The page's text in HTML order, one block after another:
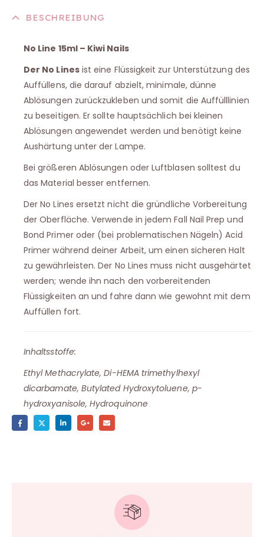
BESCHREIBUNG
No Line 15ml – Kiwi Nails
Der No Linesist eine Flüssigkeit zur Unterstützung des
Auffüllens, die darauf abzielt, minimale, dünne
Ablösungen zurückzukleben und somit die Auffülllinien
zu beseitigen. Er sollte hauptsächlich bei kleinen
Ablösungen angewendet werden und benötigt keine
Aushärtung unter der Lampe.
Bei größeren Ablösungen oder Luftblasen solltest du
das Material besser entfernen.
Der No Lines ersetzt nicht die gründliche Vorbereitung
der Oberfläche. Verwende in jedem Fall Nail Prep und
Bond Primer oder (bei problematischen Nägeln) Acid
Primer während deiner Arbeit, um einen sicheren Halt
zu gewährleisten. Der No Lines muss nicht ausgehärtet
werden; wende ihn nach den vorbereitenden
Flüssigkeiten an und fahre dann wie gewohnt mit dem
Auffüllen fort.
Inhaltsstoffe:
Ethyl Methacrylate, Di-HEMA trimethylhexyl
dicarbamate, Butylated Hydroxytoluene, p-
hydroxyanisole, Hydroquinone